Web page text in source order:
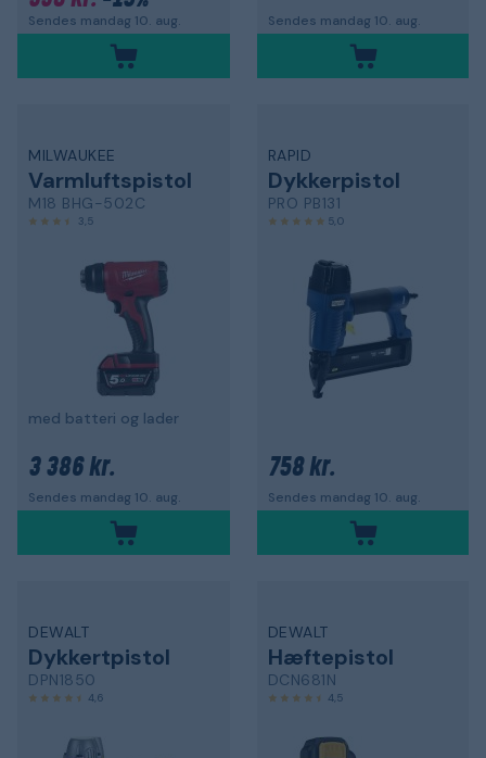
Sendes mandag 10. aug. Sendes mandag 10. aug.
MILWAUKEE
Varmluftspistol
M18 BHG-502C
3,5
med batteri og lader
3 386 kr.
Sendes mandag 10. aug.
RAPID
Dykkerpistol
PRO PB131
5,0
758 kr.
Sendes mandag 10. aug.
DEWALT
Dykkertpistol
DPN1850
4,6
DEWALT
Hæftepistol
DCN681N
4,5